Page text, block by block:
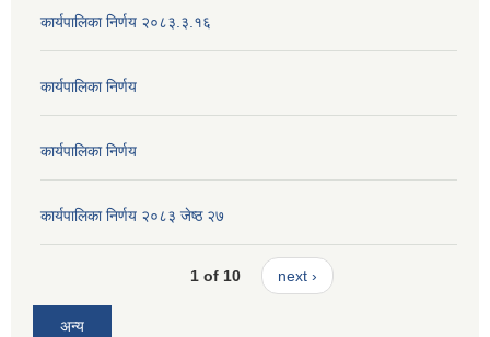
कार्यपालिका निर्णय २०८३.३.१६
कार्यपालिका निर्णय
कार्यपालिका निर्णय
कार्यपालिका निर्णय २०८३ जेष्ठ २७
1 of 10 next ›
अन्य